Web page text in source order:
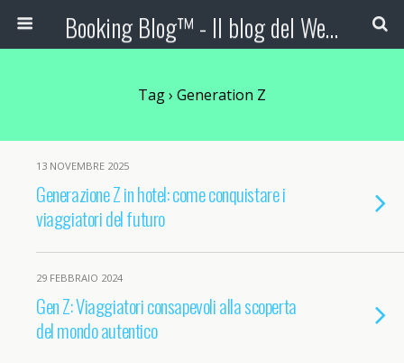
Booking Blog™ - Il blog del Web Marketing Turistico
Tag › Generation Z
13 NOVEMBRE 2025
Generazione Z in hotel: come conquistare i
viaggiatori del futuro
29 FEBBRAIO 2024
Gen Z: Viaggiatori consapevoli alla scoperta
del mondo autentico